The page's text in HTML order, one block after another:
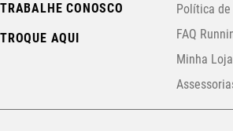
TRABALHE CONOSCO
TROQUE AQUI
Política de
FAQ
Minha